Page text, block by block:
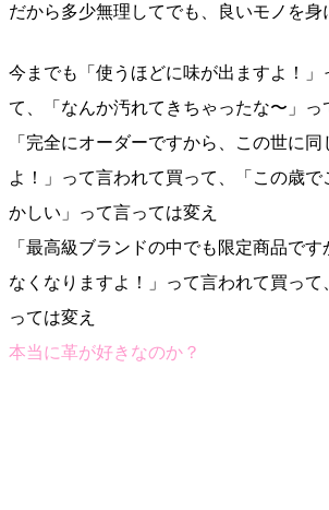
だから多少無理してでも、良いモノを身
今までも「使うほどに味が出ますよ！」
て、「なんか汚れてきちゃったな〜」っ
「完全にオーダーですから、この世に
よ！」って言われて買って、「この歳
かしい」って言っては変え
「最高級ブランドの中でも限定商品で
なくなりますよ！」って言われて買っ
っては変え
本当に革が好きなのか？